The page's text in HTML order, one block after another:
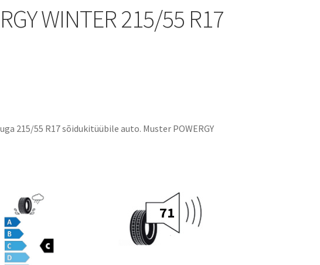
WINTER 215/55 R17
215/55 R17 sõidukitüübile auto. Muster POWERGY
71